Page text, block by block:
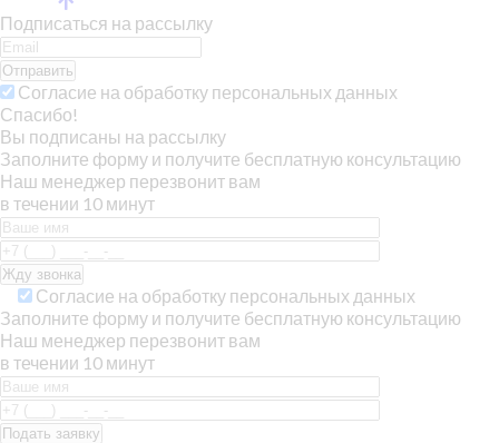
Подписаться на рассылку
Отправить
Согласие на обработку персональных данных
Спасибо!
Вы подписаны на рассылку
Заполните форму и получите бесплатную консультацию
Наш менеджер перезвонит вам
в течении 10 минут
Согласие на обработку персональных данных
Заполните форму и получите бесплатную консультацию
Наш менеджер перезвонит вам
в течении 10 минут